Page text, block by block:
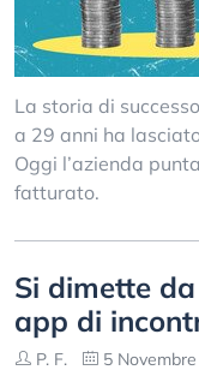
La storia di
a 29 anni ha
Oggi l’azienda
fatturato.
Si dimette
app di
P. F. 5